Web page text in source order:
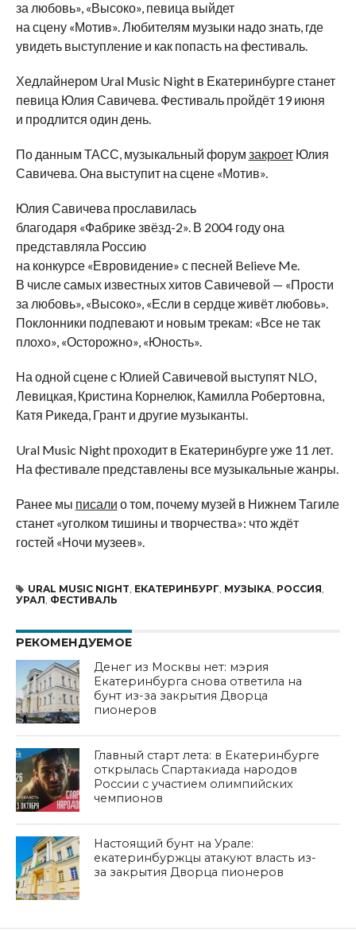
за любовь», «Высоко», певица выйдет
на сцену «Мотив». Любителям музыки надо знать, где
увидеть выступление и как попасть на фестиваль.
Хедлайнером Ural Music Night в Екатеринбурге станет
певица Юлия Савичева. Фестиваль пройдёт 19 июня
и продлится один день.
По данным ТАСС, музыкальный форум закроетЮлия
Савичева. Она выступит на сцене «Мотив».
Юлия Савичева прославилась
благодаря «Фабрикезвёзд-2». В 2004 году она
представляла Россию
на конкурсе «Евровидение» с песней Believe Me.
В числе самых известных хитов Савичевой — «Прости
за любовь», «Высоко», «Если в сердце живёт любовь».
Поклонники подпевают и новым трекам: «Все нетак
плохо», «Осторожно», «Юность».
На одной сцене с Юлией Савичевой выступят NLO,
Левицкая, Кристина Корнелюк, Камилла Робертовна,
Катя Рикеда, Грант и другие музыканты.
Ural Music Night проходит в Екатеринбурге уже 11 лет.
На фестивале представлены все музыкальные жанры.
Ранее мы писали о том, почему музей в Нижнем Тагиле
станет «уголком тишины и творчества»: что ждёт
гостей «Ночи музеев».
URAL MUSIC NIGHT ЕКАТЕРИНБУРГ МУЗЫКА РОССИЯ
УРАЛ ФЕСТИВАЛЬ
РЕКОМЕНДУЕМОЕ
Денег из Москвы нет: мэрия
Екатеринбурга снова ответила на
бунт из-за закрытия Дворца
пионеров
Главный старт лета: в Екатеринбурге
открылась Спартакиада народов
России с участием олимпийских
чемпионов
Настоящий бунт на Урале:
екатеринбуржцы атакуют власть из-
за закрытия Дворца пионеров